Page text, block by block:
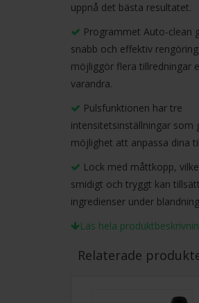
uppnå det bästa resultatet.
Programmet Auto-clean
snabb och effektiv
möjliggör flera tillredningar
varandra.
Pulsfunktionen har tre
intensitetsinställningar som
möjlighet att anpassa dina
Lock med måttkopp,
smidigt och tryggt kan
ingredienser under
Läs hela
Relaterade